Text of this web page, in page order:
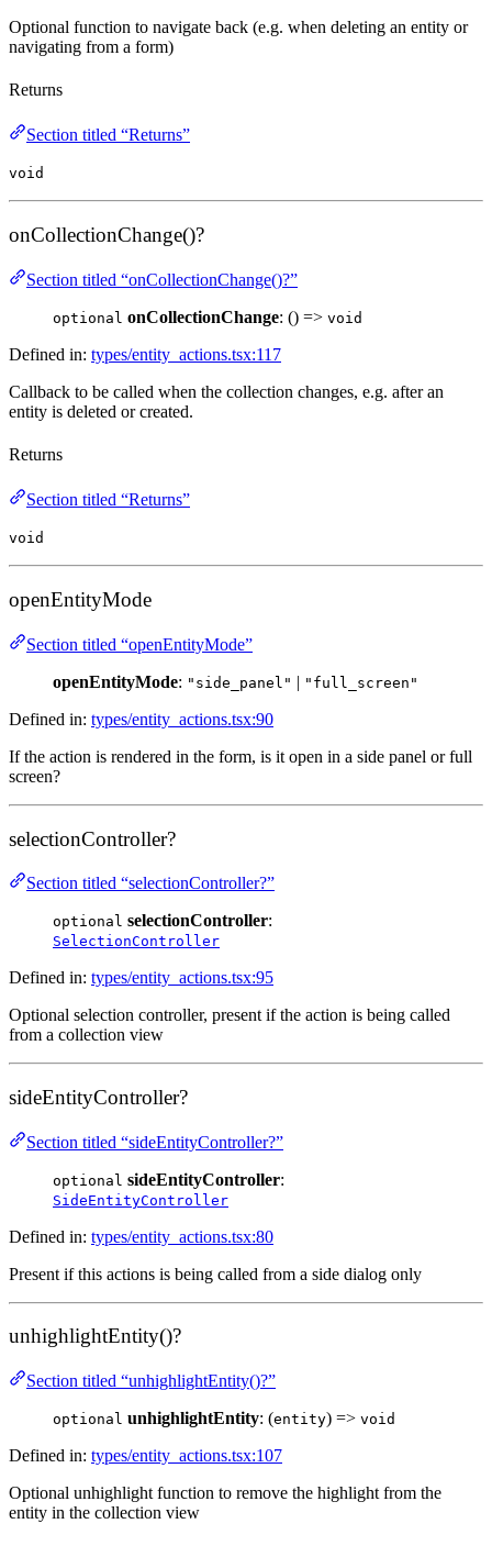
Optional function to navigate back (e.g. when deleting an entity or
navigating from a form)
Returns
Section titled “Returns”
void
onCollectionChange()?
Section titled “onCollectionChange()?”
optional onCollectionChange: () => void
Defined in: types/entity_actions.tsx:117
Callback to be called when the collection changes, e.g. after an
entity is deleted or created.
Returns
Section titled “Returns”
void
openEntityMode
Section titled “openEntityMode”
openEntityMode: "side_panel" | "full_screen"
Defined in: types/entity_actions.tsx:90
If the action is rendered in the form, is it open in a side panel or full
screen?
selectionController?
Section titled “selectionController?”
optional selectionController:
SelectionController
Defined in: types/entity_actions.tsx:95
Optional selection controller, present if the action is being called
from a collection view
sideEntityController?
Section titled “sideEntityController?”
optional sideEntityController:
SideEntityController
Defined in: types/entity_actions.tsx:80
Present if this actions is being called from a side dialog only
unhighlightEntity()?
Section titled “unhighlightEntity()?”
optional unhighlightEntity: (entity) => void
Defined in: types/entity_actions.tsx:107
Optional unhighlight function to remove the highlight from the
entity in the collection view